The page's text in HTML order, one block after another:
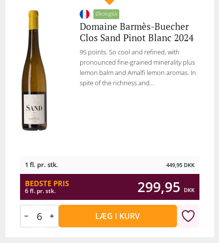
Økologisk
Domaine Barmès-Buecher
Clos Sand Pinot Blanc 2024
95 points. So cool and refined, with
pronounced fine-grained minerality plus
lemon balm and Amalfi lemon aromas. In
spite of the richness and...
1 fl. pr. stk. 449,95 DKK
BEDSTE PRIS
6 fl. pr. stk. 299,95 DKK
LÆG I KURV